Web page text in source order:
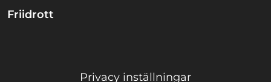
Friidrott
Privacy inställningar